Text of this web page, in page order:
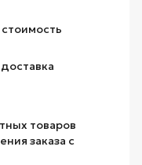
товаров
заказа с